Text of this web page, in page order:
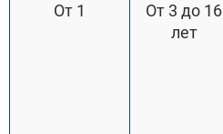
От 1
От 3 до 16
лет